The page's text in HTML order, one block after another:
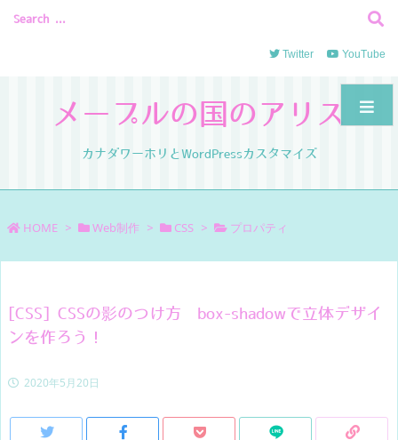
メープルの国のアリス
カナダワーホリとWordPressカスタマイズ
Twitter YouTube
HOME > Web制作 > CSS > プロパティ
[CSS] CSSの影のつけ方 box-shadowで立体デザイ
ンを作ろう！
2020年5月20日